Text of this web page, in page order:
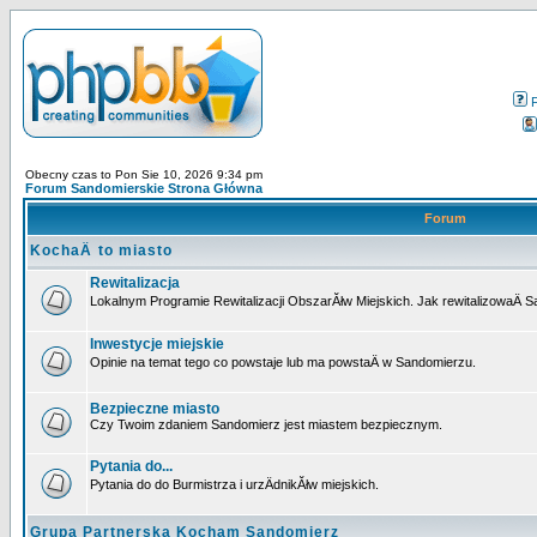
Obecny czas to Pon Sie 10, 2026 9:34 pm
Forum Sandomierskie Strona Główna
Forum
KochaÄ to miasto
Rewitalizacja
Lokalnym Programie Rewitalizacji ObszarĂłw Miejskich. Jak rewitalizowaÄ
Inwestycje miejskie
Opinie na temat tego co powstaje lub ma powstaÄ w Sandomierzu.
Bezpieczne miasto
Czy Twoim zdaniem Sandomierz jest miastem bezpiecznym.
Pytania do...
Pytania do do Burmistrza i urzÄdnikĂłw miejskich.
Grupa Partnerska Kocham Sandomierz